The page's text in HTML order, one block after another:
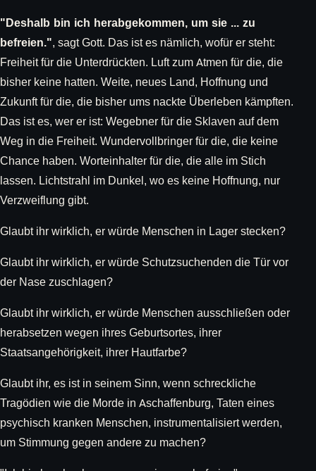
"Deshalb bin ich herabgekommen, um sie ... zu
befreien.", sagt Gott. Das ist es nämlich, wofür er steht:
Freiheit für die Unterdrückten. Luft zum Atmen für die, die
bisher keine hatten. Weite, neues Land, Hoffnung und
Zukunft für die, die bisher ums nackte Überleben kämpften.
Das ist es, wer er ist: Wegebner für die Sklaven auf dem
Weg in die Freiheit. Wundervollbringer für die, die keine
Chance haben. Worteinhalter für die, die alle im Stich
lassen. Lichtstrahl im Dunkel, wo es keine Hoffnung, nur
Verzweiflung gibt.
Glaubt ihr wirklich, er würde Menschen in Lager stecken?
Glaubt ihr wirklich, er würde Schutzsuchenden die Tür vor
der Nase zuschlagen?
Glaubt ihr wirklich, er würde Menschen ausschließen oder
herabsetzen wegen ihres Geburtsortes, ihrer
Staatsangehörigkeit, ihrer Hautfarbe?
Glaubt ihr, es ist in seinem Sinn, wenn schreckliche
Tragödien wie die Morde in Aschaffenburg, Taten eines
psychisch kranken Menschen, instrumentalisiert werden,
um Stimmung gegen andere zu machen?